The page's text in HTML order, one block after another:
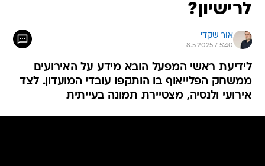
לרישיון?
אור שקדי
8.5.2025 / 5:40
לידיעת ראשי המפעל הובא מידע על האירועים
ממשחק הפלייאוף בו הותקפו עובדי המועדון. לצד
אירועי ולנסיה, מצטיירת תמונה בעייתית